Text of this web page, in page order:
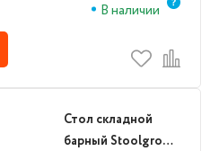
В наличии
Стол складной
барный Stoolgroup